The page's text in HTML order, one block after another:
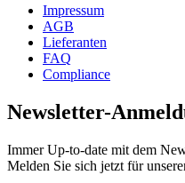
Impressum
AGB
Lieferanten
FAQ
Compliance
Newsletter-
Immer Up-to-date mit dem
Melden Sie sich jetzt für